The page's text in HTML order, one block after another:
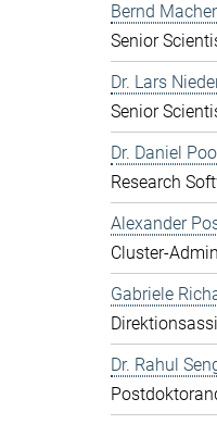
Bernd
Senior
Dr. Lars
Senior
Dr. Daniel
Research
Alexander
Cluster-
Gabriele
Dr. Rahul